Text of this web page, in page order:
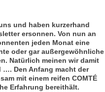
und haben kurzerhand
ersonnen. Von nun an
jeden Monat eine
oder gar außergewöhnliche
Natürlich meinen wir damit
…. Den Anfang macht der
mit einem reifen COMTÉ
Erfahrung bereithält.